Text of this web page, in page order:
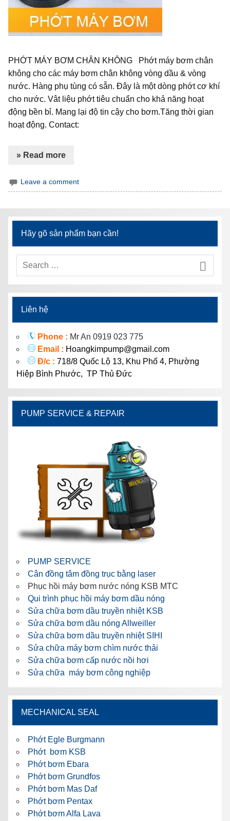
PHỚT MÁY BƠM CHÂN KHÔNG Phớt máy bơm chân
không cho các máy bơm chân không vòng dầu & vòng
nước. Hàng phụ tùng có sẵn. Đây là một dòng phớt cơ khí
cho nước. Vât liệu phớt tiêu chuẩn cho khả năng hoạt
động bền bỉ. Mang lại độ tin cậy cho bơm.Tăng thời gian
hoạt động. Contact:
» Read more
Leave a comment
Hãy gõ sản phẩm bạn cần!
Liên hệ
Phone : Mr An 0919 023 775
Email : Hoangkimpump@gmail.com
Đ/c : 718/8 Quốc Lộ 13, Khu Phố 4, Phường
Hiệp Bình Phước, TP Thủ Đức
PUMP SERVICE & REPAIR
PUMP SERVICE
Cân đồng tâm đồng trục bằng laser
Phục hồi máy bơm nước nóng KSB MTC
Qui trình phục hồi máy bơm dầu nóng
Sửa chữa bơm dầu truyền nhiệt KSB
Sửa chữa bơm dầu nóng Allweiller
Sửa chữa bơm dầu truyền nhiệt SIHI
Sửa chữa máy bơm chìm nước thải
Sửa chữa bơm cấp nước nồi hơi
Sửa chữa máy bơm công nghiệp
MECHANICAL SEAL
Phớt Egle Burgmann
Phớt bơm KSB
Phớt bơm Ebara
Phớt bơm Grundfos
Phớt bơm Mas Daf
Phớt bơm Pentax
Phớt bơm Alfa Lava